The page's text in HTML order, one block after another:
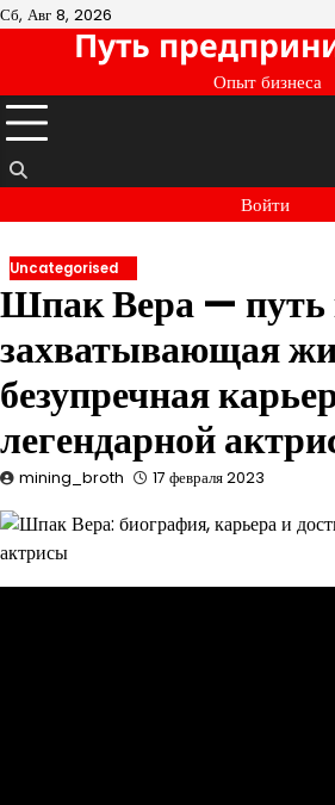
Перейти
содержимому
Сб, Авг 8, 2026
Путь
Опыт бизнеса
Войти
Uncategorised
Шпак Вера — путь
захватывающая
безупречная
легендарной
mining_broth 17 февраля 2023